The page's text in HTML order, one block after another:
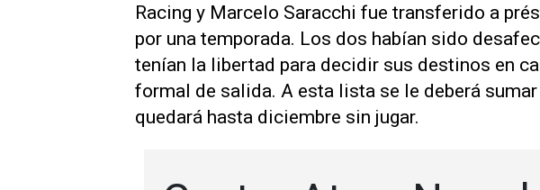
Racing y Marcelo Saracchi fue transferido a
por una temporada. Los dos habían sido
tenían la libertad para decidir sus destinos en
formal de salida. A esta lista se le deberá
quedará hasta diciembre sin jugar.